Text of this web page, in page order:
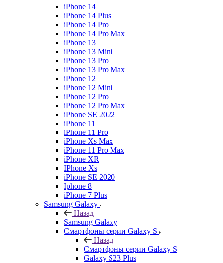
iPhone 14
iPhone 14 Plus
iPhone 14 Pro
iPhone 14 Pro Max
iPhone 13
iPhone 13 Mini
iPhone 13 Pro
iPhone 13 Pro Max
iPhone 12
iPhone 12 Mini
iPhone 12 Pro
iPhone 12 Pro Max
iPhone SE 2022
iPhone 11
iPhone 11 Pro
iPhone Xs Max
iPhone 11 Pro Max
iPhone XR
IPhone Xs
iPhone SE 2020
Iphone 8
iPhone 7 Plus
Samsung Galaxy
Назад
Samsung Galaxy
Смартфоны серии Galaxy S
Назад
Смартфоны серии Galaxy S
Galaxy S23 Plus